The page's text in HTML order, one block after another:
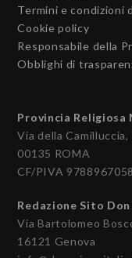
Termini e condizioni
Cookie policy
Responsabile della
Obblighi di
Provincia Religiosa
Via della Camilluccia,
00135 ROMA
CF/PIVA
Redazione Sito
Via Bartolomeo
16121 Genova